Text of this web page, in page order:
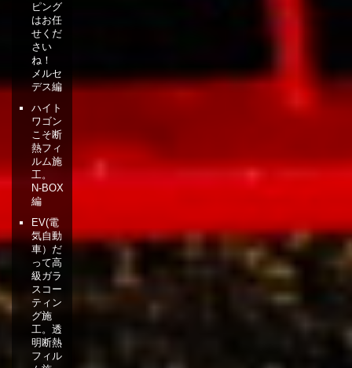
ピング
はお任
せくだ
さい
ね！
メルセ
デス編
ハイト
ワゴン
こそ断
熱フィ
ルム施
工。
N-BOX
編
EV(電
気自動
車）だ
って高
級ガラ
スコー
ティン
グ施
工。透
明断熱
フィル